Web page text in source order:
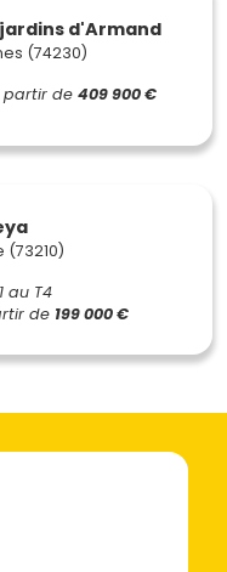
jardins d'Armand
(74230)
partir de 409 900 €
(73210)
au T4
de 199 000 €